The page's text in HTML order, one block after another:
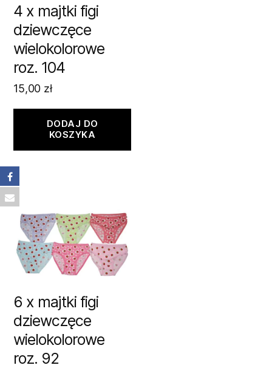
4 x majtki figi
dziewczęce
wielokolorowe
roz. 104
15,00 zł
DODAJ DO
KOSZYKA
6 x majtki figi
dziewczęce
wielokolorowe
roz. 92